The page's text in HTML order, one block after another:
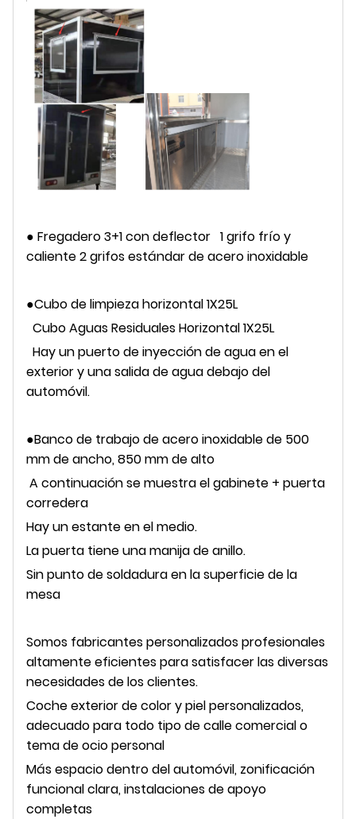
● Fregadero 3+1 con deflector 1 grifo frío y
caliente 2 grifos estándar de acero inoxidable
●Cubo de limpieza horizontal 1X25L
Cubo Aguas Residuales Horizontal 1X25L
Hay un puerto de inyección de agua en el
exterior y una salida de agua debajo del
automóvil.
●Banco de trabajo de acero inoxidable de 500
mm de ancho, 850 mm de alto
A continuación se muestra el gabinete + puerta
corredera
Hay un estante en el medio.
La puerta tiene una manija de anillo.
Sin punto de soldadura en la superficie de la
mesa
Somos fabricantes personalizados profesionales
altamente eficientes para satisfacer las diversas
necesidades de los clientes.
Coche exterior de color y piel personalizados,
adecuado para todo tipo de calle comercial o
tema de ocio personal
Más espacio dentro del automóvil, zonificación
funcional clara, instalaciones de apoyo
completas